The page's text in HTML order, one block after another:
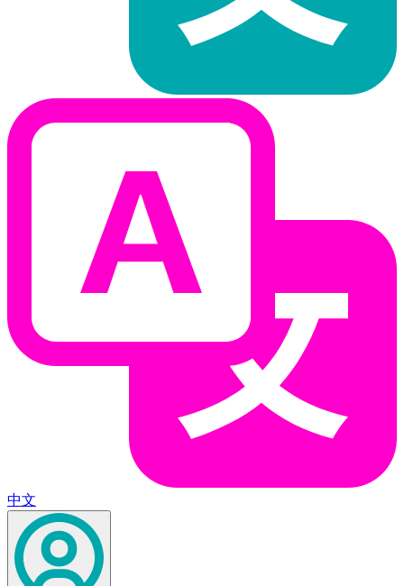
中文